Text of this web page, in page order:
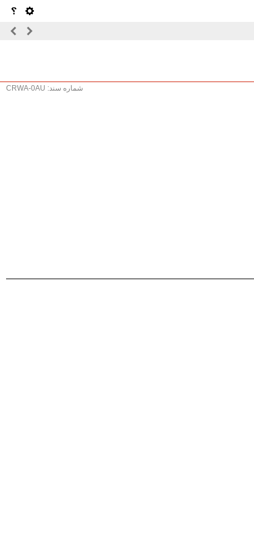
شماره سند: CRWA-0AU